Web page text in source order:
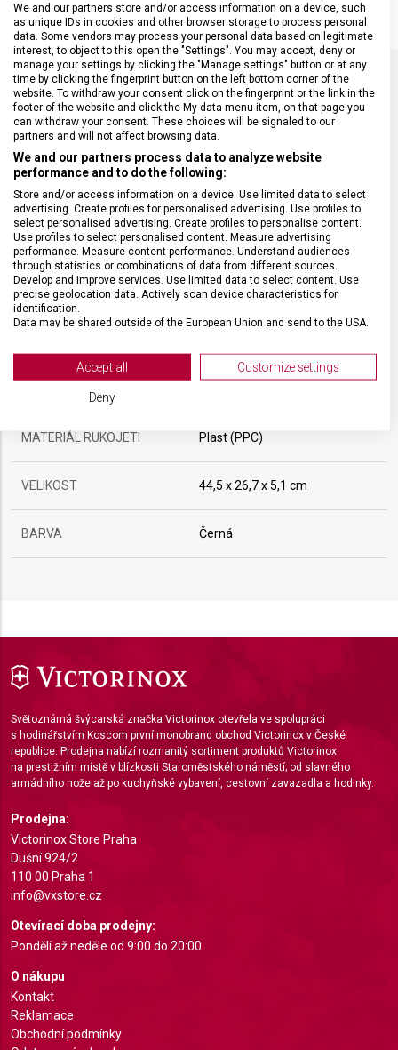
SPECIFIKACE PRODUKTU
DRUH ZBOŽÍ Kuchyňské vybavení
ZÁRUKA 24 měsíců
HMOTNOST 1 484 g
MATERIÁL RUKOJETI Plast (PPC)
VELIKOST 44,5 x 26,7 x 5,1 cm
BARVA Černá
Světoznámá švýcarská značka Victorinox otevřela ve spolupráci
s hodinářstvím Koscom první monobrand obchod Victorinox v České
republice. Prodejna nabízí rozmanitý sortiment produktů Victorinox
na prestižním místě v blízkosti Staroměstského náměstí; od slavného
armádního nože až po kuchyňské vybavení, cestovní zavazadla a hodinky.
Prodejna:
Victorinox Store Praha
Dušní 924/2
110 00 Praha 1
info@vxstore.cz
Otevírací doba prodejny:
Pondělí až neděle od 9:00 do 20:00
O nákupu
Kontakt
Reklamace
Obchodní podmínky
We and our partners store and/or access information on a device, such
as unique IDs in cookies and other browser storage to process personal
data. Some vendors may process your personal data based on legitimate
interest, to object to this open the "Settings". You may accept, deny or
manage your settings by clicking the "Manage settings" button or at any
time by clicking the fingerprint button on the left bottom corner of the
website. To withdraw your consent click on the fingerprint or the link in the
footer of the website and click the My data menu item, on that page you
can withdraw your consent. These choices will be signaled to our
partners and will not affect browsing data.
We and our partners process data to analyze website
performance and to do the following:
Store and/or access information on a device. Use limited data to select
advertising. Create profiles for personalised advertising. Use profiles to
select personalised advertising. Create profiles to personalise content.
Use profiles to select personalised content. Measure advertising
performance. Measure content performance. Understand audiences
through statistics or combinations of data from different sources.
Develop and improve services. Use limited data to select content. Use
precise geolocation data. Actively scan device characteristics for
identification.
Data may be shared outside of the European Union and send to the USA.
View Partner List (2 IAB Vendors)
We use your data for the following purposes:
Store and/or access information on a device
Create profiles for personalised advertising
advertising
Use profiles to select personalised content
Measure advertising performance
Understand audiences through statistics or
combinations of data from different sources
Use limited data to select content
IAB Special Features:
Use precise geolocation data
Identify devices based on information actively
requested
Non-IAB processing purposes:
Necessary
Performance
Accept all Customize settings
Deny